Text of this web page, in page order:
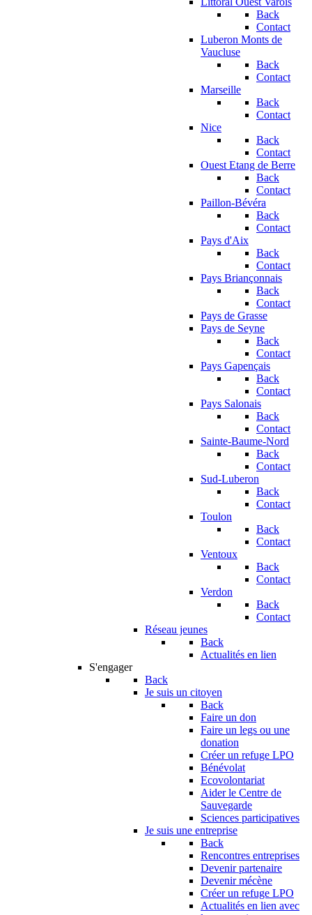
Back
Contact
Luberon Monts de
Vaucluse
Back
Contact
Marseille
Back
Contact
Nice
Back
Contact
Ouest Etang de Berre
Back
Contact
Paillon-Bévéra
Back
Contact
Pays d'Aix
Back
Contact
Pays Briançonnais
Back
Contact
Pays de Grasse
Pays de Seyne
Back
Contact
Pays Gapençais
Back
Contact
Pays Salonais
Back
Contact
Sainte-Baume-Nord
Back
Contact
Sud-Luberon
Back
Contact
Toulon
Back
Contact
Ventoux
Back
Contact
Verdon
Back
Contact
Réseau jeunes
Back
Actualités en lien
S'engager
Back
Je suis un citoyen
Back
Faire un don
Faire un legs ou une
donation
Créer un refuge LPO
Bénévolat
Ecovolontariat
Aider le Centre de
Sauvegarde
Sciences participatives
Je suis une entreprise
Back
Rencontres entreprises
Devenir partenaire
Devenir mécène
Créer un refuge LPO
Actualités en lien avec